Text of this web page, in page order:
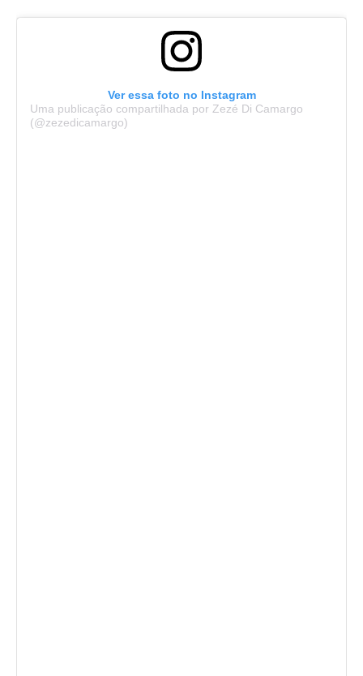
Ver essa foto no Instagram
Uma publicação compartilhada por Zezé Di Camargo
(@zezedicamargo)